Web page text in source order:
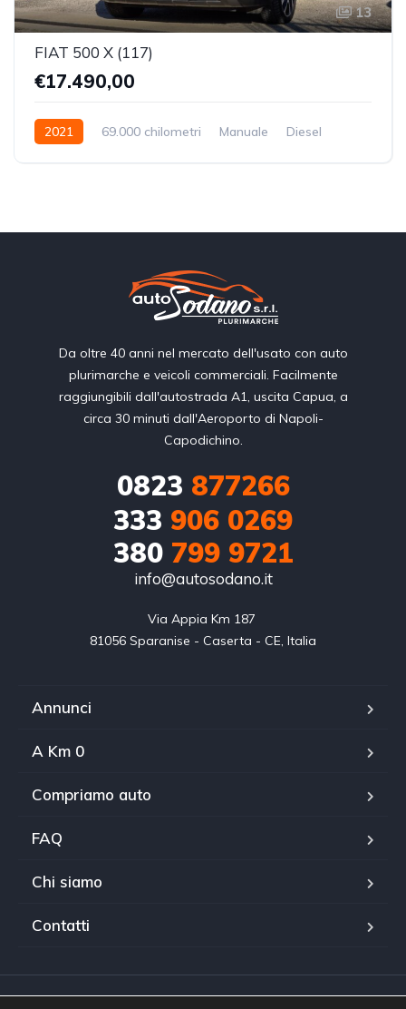
13
FIAT 500 X (117)
€17.490,00
2021 69.000 chilometri Manuale
Diesel
Da oltre 40 anni nel mercato dell'usato con auto
plurimarche e veicoli commerciali. Facilmente
raggiungibili dall'autostrada A1, uscita Capua, a
circa 30 minuti dall'Aeroporto di Napoli-
Capodichino.
0823 877266
333 906 0269
380799 9721
info@autosodano.it
Via Appia Km 187
81056 Sparanise - Caserta - CE, Italia
Annunci
A Km 0
Compriamo auto
FAQ
Chi siamo
Contatti